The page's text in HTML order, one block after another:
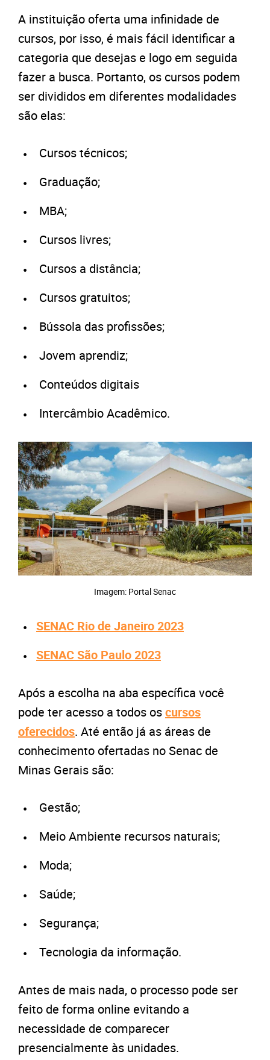
A instituição oferta uma infinidade de
cursos, por isso, é mais fácil identificar a
categoria que desejas e logo em seguida
fazer a busca. Portanto, os cursos podem
ser divididos em diferentes modalidades
são elas:
Cursos técnicos;
Graduação;
MBA;
Cursos livres;
Cursos a distância;
Cursos gratuitos;
Bússola das profissões;
Jovem aprendiz;
Conteúdos digitais
Intercâmbio Acadêmico.
Imagem: Portal Senac
SENAC Rio de Janeiro 2023
SENAC São Paulo 2023
Após a escolha na aba específica você
pode ter acesso a todos oscursos
oferecidos. Até então já as áreas de
conhecimento ofertadas no Senac de
Minas Gerais são:
Gestão;
Meio Ambiente recursos naturais;
Moda;
Saúde;
Segurança;
Tecnologia da informação.
Antes de mais nada, o processo pode ser
feito de forma online evitando a
necessidade de comparecer
presencialmente às unidades.